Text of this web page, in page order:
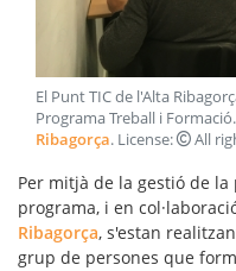
El Punt TIC de l'Alta
Programa Treball i Formació
Ribagorça. License: All
Per mitjà de la gestió de
programa, i en
Ribagorça, s'estan
grup de persones que